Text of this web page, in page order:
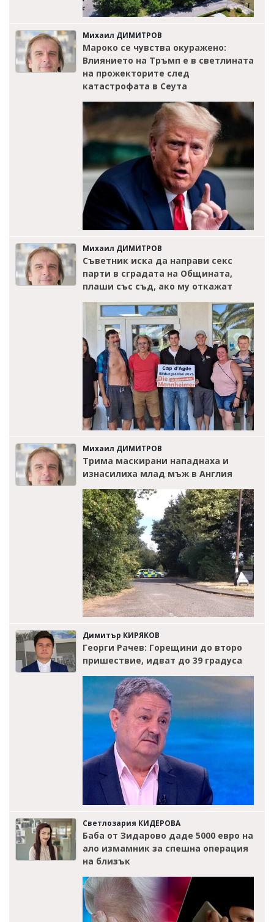
Михаил ДИМИТРОВ
Мароко се чувства окуражено:
Влиянието на Тръмп е в светлината
на прожекторите след
катастрофата в Сеута
Михаил ДИМИТРОВ
Съветник иска да направи секс
парти в сградата на Общината,
плаши със съд, ако му откажат
Михаил ДИМИТРОВ
Трима маскирани нападнаха и
изнасилиха млад мъж в Англия
Димитър КИРЯКОВ
Георги Рачев: Горещини до второ
пришествие, идват до 39 градуса
Светлозария КИДЕРОВА
Баба от Зидарово даде 5000 евро на
ало измамник за спешна операция
на близък